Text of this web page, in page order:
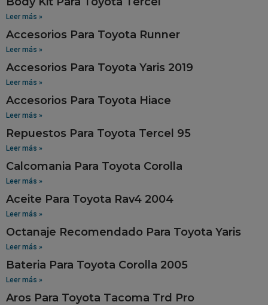
Leer más »
Accesorios Para Toyota Runner
Leer más »
Accesorios Para Toyota Yaris 2019
Leer más »
Accesorios Para Toyota Hiace
Leer más »
Repuestos Para Toyota Tercel 95
Leer más »
Calcomania Para Toyota Corolla
Leer más »
Aceite Para Toyota Rav4 2004
Leer más »
Octanaje Recomendado Para Toyota Yaris
Leer más »
Bateria Para Toyota Corolla 2005
Leer más »
Aros Para Toyota Tacoma Trd Pro